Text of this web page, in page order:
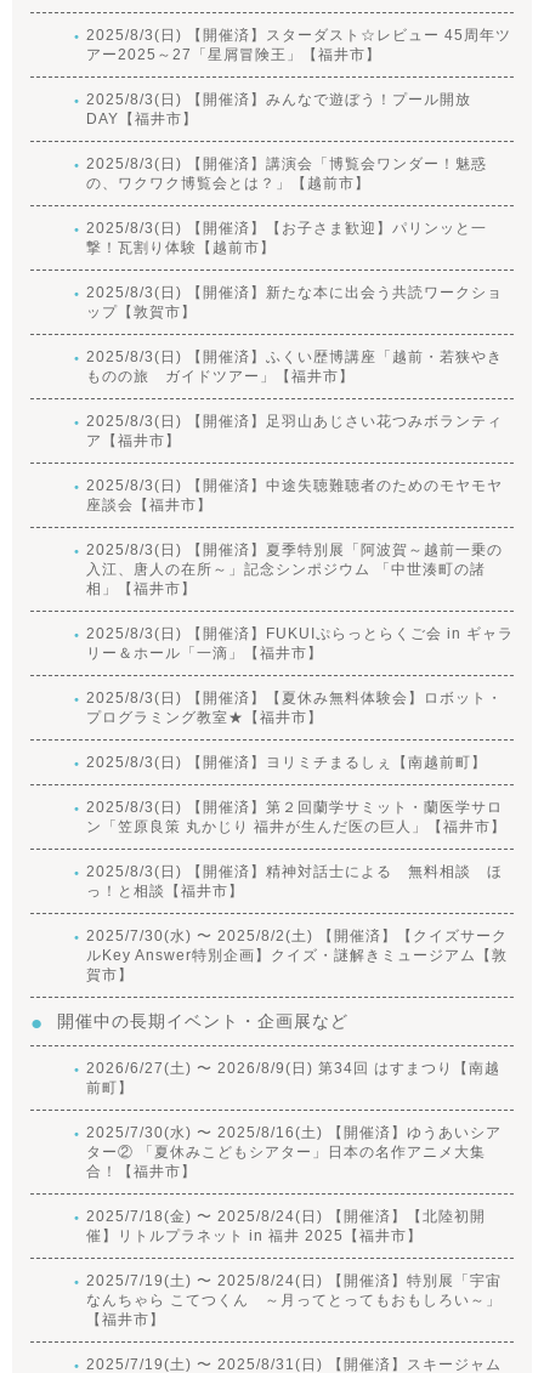
2025/8/3(日) 【開催済】スターダスト☆レビュー 45周年ツ
アー2025～27「星屑冒険王」【福井市】
2025/8/3(日) 【開催済】みんなで遊ぼう！プール開放
DAY【福井市】
2025/8/3(日) 【開催済】講演会「博覧会ワンダー！魅惑
の、ワクワク博覧会とは？」【越前市】
2025/8/3(日) 【開催済】【お子さま歓迎】パリンッと一
撃！瓦割り体験【越前市】
2025/8/3(日) 【開催済】新たな本に出会う共読ワークショ
ップ【敦賀市】
2025/8/3(日) 【開催済】ふくい歴博講座「越前・若狭やき
ものの旅 ガイドツアー」【福井市】
2025/8/3(日) 【開催済】足羽山あじさい花つみボランティ
ア【福井市】
2025/8/3(日) 【開催済】中途失聴難聴者のためのモヤモヤ
座談会【福井市】
2025/8/3(日) 【開催済】夏季特別展「阿波賀～越前一乗の
入江、唐人の在所～」記念シンポジウム 「中世湊町の諸
相」【福井市】
2025/8/3(日) 【開催済】FUKUIぷらっとらくご会 in ギャラ
リー＆ホール「一滴」【福井市】
2025/8/3(日) 【開催済】【夏休み無料体験会】ロボット・
プログラミング教室★【福井市】
2025/8/3(日) 【開催済】ヨリミチまるしぇ【南越前町】
2025/8/3(日) 【開催済】第２回蘭学サミット・蘭医学サロ
ン「笠原良策 丸かじり 福井が生んだ医の巨人」【福井市】
2025/8/3(日) 【開催済】精神対話士による 無料相談 ほ
っ！と相談【福井市】
2025/7/30(水) 〜 2025/8/2(土) 【開催済】【クイズサーク
ルKey Answer特別企画】クイズ・謎解きミュージアム【敦
賀市】
開催中の長期イベント・企画展など
2026/6/27(土) 〜 2026/8/9(日) 第34回 はすまつり【南越
前町】
2025/7/30(水) 〜 2025/8/16(土) 【開催済】ゆうあいシア
ター② 「夏休みこどもシアター」日本の名作アニメ大集
合！【福井市】
2025/7/18(金) 〜 2025/8/24(日) 【開催済】【北陸初開
催】リトルプラネット in 福井 2025【福井市】
2025/7/19(土) 〜 2025/8/24(日) 【開催済】特別展「宇宙
なんちゃら こてつくん ～月ってとってもおもしろい～」
【福井市】
2025/7/19(土) 〜 2025/8/31(日) 【開催済】スキージャム